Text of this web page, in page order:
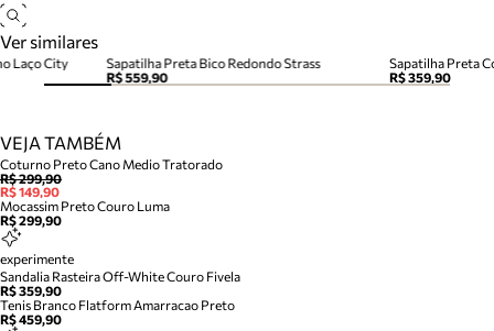
Ver similares
Sapatilha Preta Bico Redondo Strass
R$ 559,90
Sapatilha Preta
R$ 359,90
Laço City
VEJA TAMBÉM
Coturno Preto Cano Medio Tratorado
R$ 299,90
R$ 149,90
Mocassim Preto Couro Luma
R$ 299,90
experimente
Sandalia Rasteira Off-White Couro Fivela
R$ 359,90
Tenis Branco Flatform Amarracao Preto
R$ 459,90